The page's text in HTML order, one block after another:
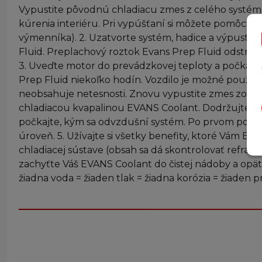
Vypustite pôvodnú chladiacu zmes z celého
kúrenia interiéru. Pri vypúšťaní si môžete pomôcť
výmenníka). 2. Uzatvorte systém, hadice a
Fluid. Preplachový roztok Evans Prep Fluid
3. Uveďte motor do prevádzkovej teploty a
Prep Fluid niekoľko hodín. Vozdilo je možné
neobsahuje netesnosti. Znovu vypustite zmes zo
chladiacou kvapalinou EVANS Coolant. Dodržujte
počkajte, kým sa odvzdušní systém. Po prvom
úroveň. 5. Užívajte si všetky benefity, ktoré Vám
chladiacej sústave (obsah sa dá skontrolovať
zachyťte Váš EVANS Coolant do čistej nádoby a
žiadna voda = žiaden tlak = žiadna korózia = žiaden